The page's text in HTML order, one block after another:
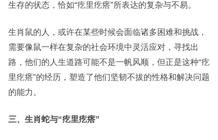
生存的状态，恰如“疙里疙瘩”所表达的复杂与不易。
生肖鼠的人，或许在某些时候会面临诸多困难和挑战，
需要像鼠一样在复杂的社会环境中灵活应对，寻找出
路，他们的人生道路可能不是一帆风顺，但正是这种“疙
里疙瘩”的经历，塑造了他们坚韧不拔的性格和解决问题
的能力。
三、生肖蛇与“疙里疙瘩”